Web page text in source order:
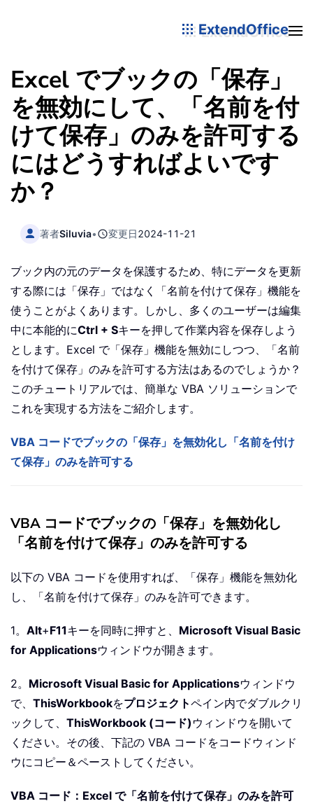
ExtendOffice
Excel でブックの「保存」
を無効にして、「名前を付
けて保存」のみを許可する
にはどうすればよいです
か？
著者Siluvia• 変更日2024-11-21
ブック内の元のデータを保護するため、特にデータを更新
する際には「保存」ではなく「名前を付けて保存」機能を
使うことがよくあります。しかし、多くのユーザーは編集
中に本能的にCtrl + Sキーを押して作業内容を保存しよう
とします。Excel で「保存」機能を無効にしつつ、「名前
を付けて保存」のみを許可する方法はあるのでしょうか？
このチュートリアルでは、簡単な VBA ソリューションで
これを実現する方法をご紹介します。
VBA コードでブックの「保存」を無効化し「名前を付け
て保存」のみを許可する
VBA コードでブックの「保存」を無効化し
「名前を付けて保存」のみを許可する
以下の VBA コードを使用すれば、「保存」機能を無効化
し、「名前を付けて保存」のみを許可できます。
1。 Alt+F11キーを同時に押すと、 Microsoft Visual Basic
for Applicationsウィンドウが開きます。
2。 Microsoft Visual Basic for Applicationsウィンドウ
で、 ThisWorkbookをプロジェクトペイン内でダブルクリ
ックして、 ThisWorkbook (コード) ウィンドウを開いて
ください。その後、下記の VBA コードをコードウィンド
ウにコピー＆ペーストしてください。
VBA コード：Excel で「名前を付けて保存」のみを許可